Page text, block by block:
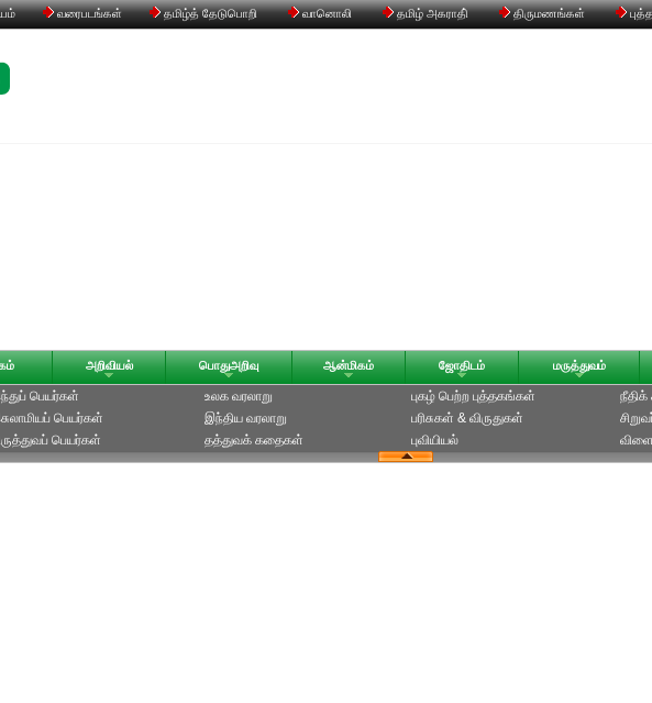
வரைபடங்கள் தமிழ்த் தேடுபொறி வானொலி தமிழ் அகராதி் திருமணங்கள்
அறிவியல் பொதுஅறிவு ஆன்மிகம் ஜோதிடம் மருத்துவம்
பெயர்கள்
பெயர்கள்
பெயர்கள்
உலக வரலாறு
இந்திய வரலாறு
தத்துவக் கதைகள்
புகழ் பெற்ற புத்தகங்கள்
பரிசுகள் & விருதுகள்
புவியியல்